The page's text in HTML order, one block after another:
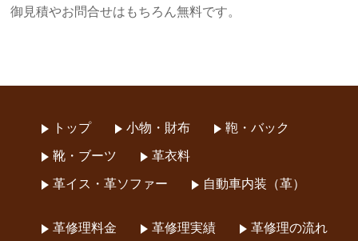
御見積やお問合せはもちろん無料です。
トップ 小物・財布 鞄・バック
靴・ブーツ 革衣料
革イス・革ソファー 自動車内装（革）
革修理料金 革修理実績 革修理の流れ